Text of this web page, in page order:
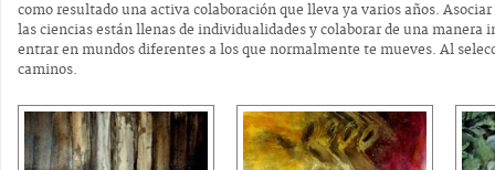
como resultado una activa colaboración que lleva ya varios años.
las ciencias están llenas de individualidades y colaborar de una
entrar en mundos diferentes a los que normalmente te mueves. Al
caminos.